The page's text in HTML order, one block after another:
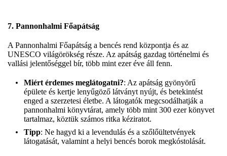
7. Pannonhalmi Főapátság
A Pannonhalmi Főapátság a bencés rend központja és az
UNESCO világörökség része. Az apátság gazdag történelmi és
vallási jelentőséggel bír, több mint ezer éve áll fenn.
Miért érdemes meglátogatni?: Az apátság gyönyörű
épülete és kertje lenyűgöző látványt nyújt, és betekintést
enged a szerzetesi életbe. A látogatók megcsodálhatják a
pannonhalmi könyvtárat, amely több mint 300 ezer könyvet
tartalmaz, köztük számos ritka kéziratot.
Tipp: Ne hagyd ki a levendulás és a szőlőültetvények
látogatását, valamint a helyi bencés borok megkóstolását.